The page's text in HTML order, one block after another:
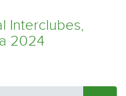
Interclubes,
2024